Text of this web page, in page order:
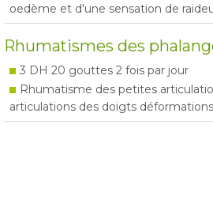
oedème et d'une sensation de
Rhumatismes des
3 DH 20 gouttes 2 fois par jour
Rhumatisme des petites
articulations des doigts